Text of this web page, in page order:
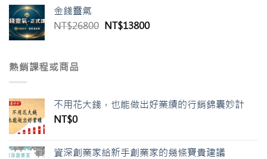
金錢靈氣
NT$26800 NT$13800
熱銷課程或商品
不用花大錢，也能做出好業績的行銷錦囊妙計
NT$0
資深創業家給新手創業家的幾條寶貴建議